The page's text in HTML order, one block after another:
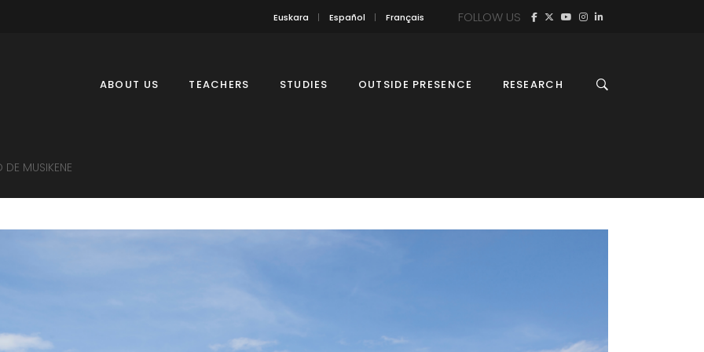
Euskara Español Français FOLLOW US
ABOUT US TEACHERS STUDIES OUTSIDE PRESENCE RESEARCH
MUSIKENE